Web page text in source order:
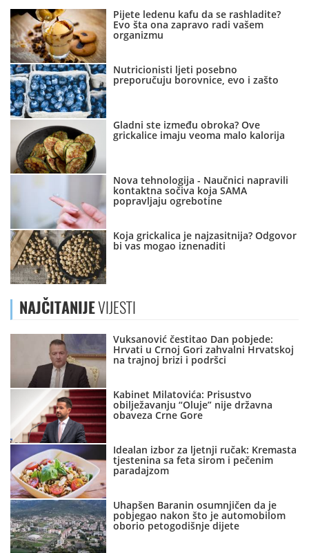
Pijete ledenu kafu da se rashladite?
Evo šta ona zapravo radi vašem
organizmu
Nutricionisti ljeti posebno
preporučuju borovnice, evo i zašto
Gladni ste između obroka? Ove
grickalice imaju veoma malo kalorija
Nova tehnologija - Naučnici napravili
kontaktna sočiva koja SAMA
popravljaju ogrebotine
Koja grickalica je najzasitnija? Odgovor
bi vas mogao iznenaditi
NAJČITANIJEVIJESTI
Vuksanović čestitao Dan pobjede:
Hrvati u Crnoj Gori zahvalni Hrvatskoj
na trajnoj brizi i podršci
Kabinet Milatovića: Prisustvo
obilježavanju “Oluje” nije državna
obaveza Crne Gore
Idealan izbor za ljetnji ručak: Kremasta
tjestenina sa feta sirom i pečenim
paradajzom
Uhapšen Baranin osumnjičen da je
pobjegao nakon što je automobilom
oborio petogodišnje dijete